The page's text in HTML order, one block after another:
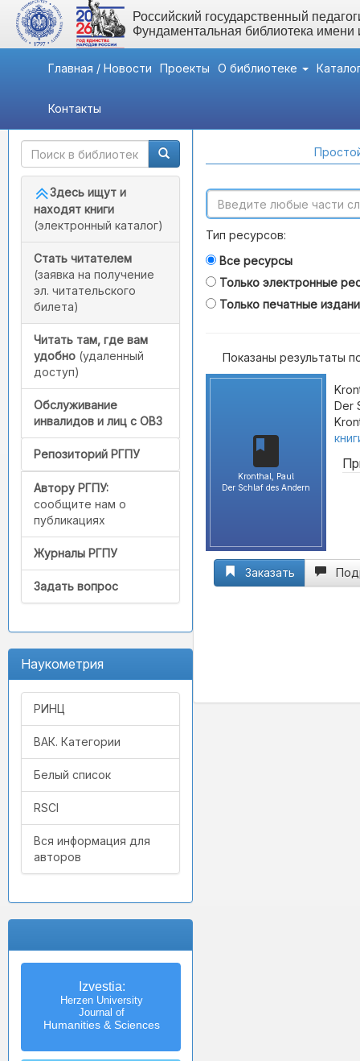
Российский государственный
Фундаментальная библиотека
Главная / Новости Проекты О библиотеке
Контакты
Быстрый доступ
Здесь ищут и
находят книги
(электронный каталог)
Стать читателем
(заявка на получение
эл. читательского
билета)
Читать там, где вам
удобно (удаленный
доступ)
Обслуживание
инвалидов и лиц с ОВЗ
Репозиторий РГПУ
Автору РГПУ:
сообщите нам о
публикациях
Журналы РГПУ
Задать вопрос
Наукометрия
РИНЦ
ВАК. Категории
Белый список
RSCI
Вся информация для
авторов
Izvestia:
Herzen University
Journal of
Humanities & Sciences
Тип ресурсов:
Все ресурсы
Только электронные
Только печатные
Показаны результаты
Kronthal, Paul
Der Schlaf des Andern
Der
Заказать